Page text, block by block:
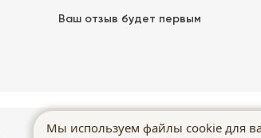
Ваш отзыв будет первым
ДоставкаГарантии
Мы используем файлы cookie для